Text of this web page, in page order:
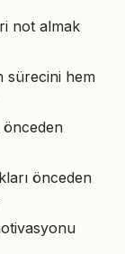
not almak
sürecini hem
önceden
önceden